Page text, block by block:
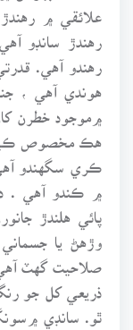
علائقي ۾
رهندڙ سانڊو
رهندو آهي.
هوندي آهي ،
۾موجود خطرن
هڪ مخصوص
ڪري سگهندو
۾ ڪندو آهي .
پائي هلندڙ
وڙهڻ يا
صلاحيت گهٽ
ذريعي کل جو
ٿو. سانڊي